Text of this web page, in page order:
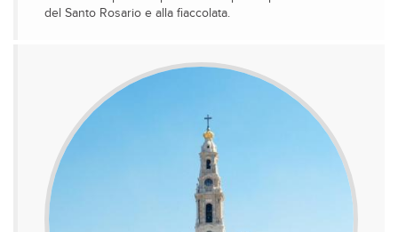
del Santo Rosario e alla fiaccolata.